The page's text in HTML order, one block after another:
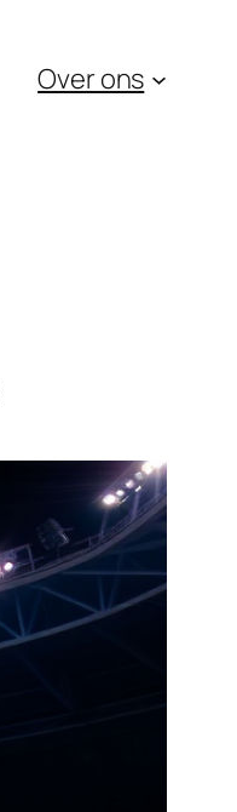
Over ons